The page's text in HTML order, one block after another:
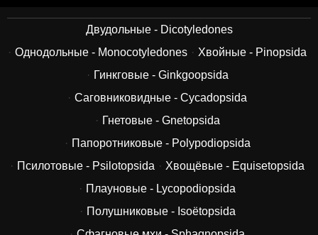
Двудольные - Dicotyledones
Однодольные - Monocotyledones
Хвойные - Pinopsida
Гинкговые - Ginkgoopsida
Саговниковидные - Cycadopsida
Гнетовые - Gnetopsida
Папоротниковые - Polypodiopsida
Псилотовые - Psilotopsida
Хвощёвые - Equisetopsida
Плауновые - Lycopodiopsida
Полушниковые - Isoëtopsida